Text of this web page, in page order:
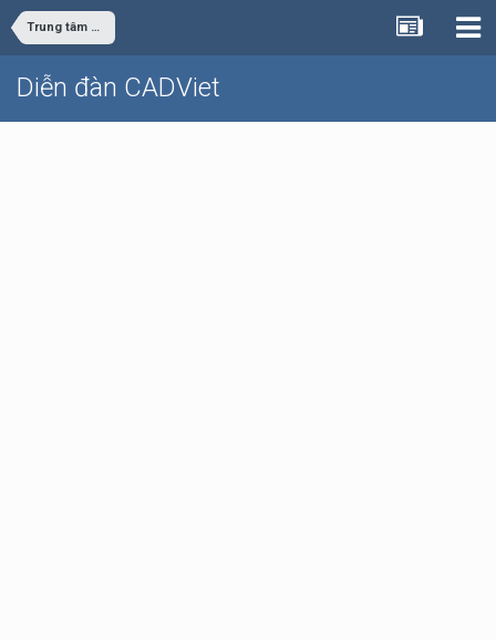
Trung tâm dữ liệu
Diễn đàn CADViet